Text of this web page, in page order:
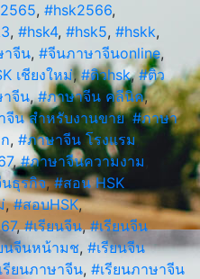
, #hsk2566,
, #hsk4, #hsk5, #hskk,
าจีน, #จีนภาษาจีนonline,
เชียงใหม่,#ติวhsk,#ติว
จีน,#ภาษาจีน คลีนิค,
จีน สำหรับงานขาย,#ภาษา
, #ภาษาจีน โรงแรม
,#ภาษาจีนความงาม
ธุรกิจ,#สอน HSK
,#สอบHSK,
,#เรียนจีน,#เรียนจีน
นจีนหน้ามช, #เรียนจีน
รียนภาษาจีน, #เรียนภาษาจีน